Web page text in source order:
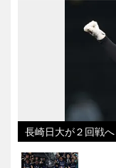
長崎日大が２回戦